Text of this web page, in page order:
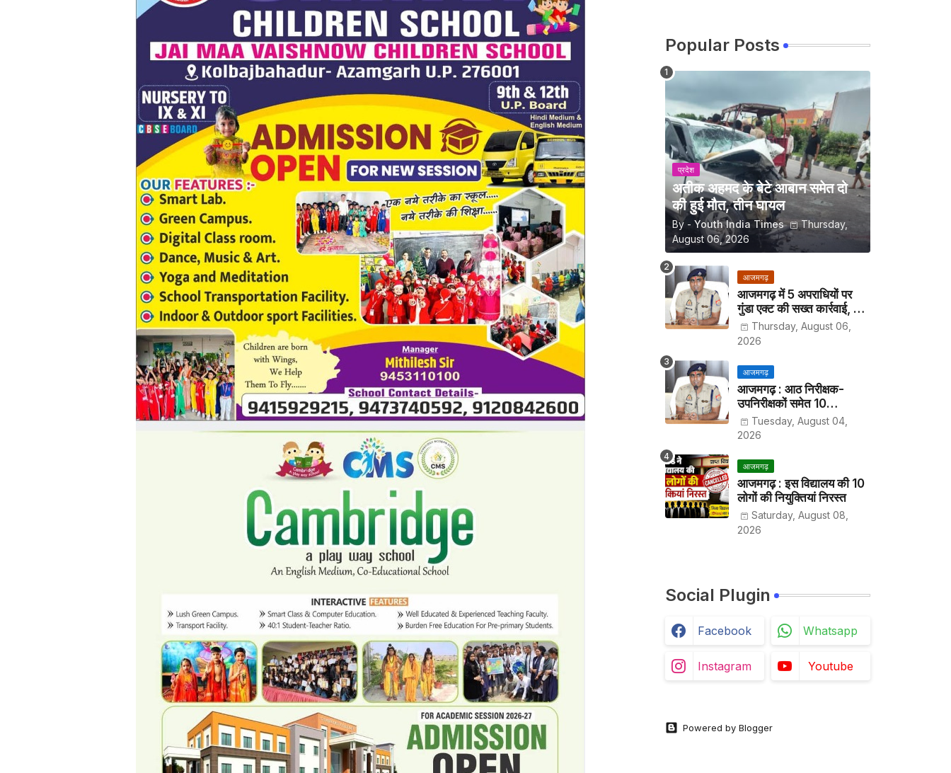
Popular Posts
प्रदेश
अतीक अहमद के बेटे आबान समेत दो
की हुई मौत, तीन घायल
By - Youth India Times
Thursday,
August 06, 2026
आजमगढ़
आजमगढ़ में 5 अपराधियों पर
गुंडा एक्ट की सख्त कार्रवाई, अब
हर पखवाड़े थाने में लगानी होगी
हाजिरी
Thursday, August 06,
2026
आजमगढ़
आजमगढ़ : आठ निरीक्षक-
उपनिरीक्षकों समेत 10
अधिकारियों के तबादले
Tuesday, August 04,
2026
आजमगढ़
आजमगढ़ : इस विद्यालय की 10
लोगों की नियुक्तियां निरस्त
Saturday, August 08,
2026
Social Plugin
Facebook Whatsapp
Instagram Youtube
Powered by Blogger